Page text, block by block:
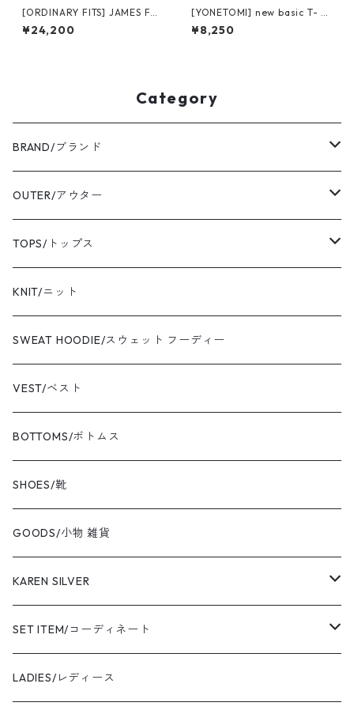
[ORDINARY FITS] JAMES FAT
IGUE DENIM / ONE WASH 10
1JOW オーディナリーフィッ
¥24,200
[YONETOMI] new basic T- s
hirt (short sleeve) black ヨ
ネトミ ニューベーシック Tシ
¥8,250
Category
BRAND/ブランド
ordinary fits/オーディナリーフィッツ
sassafras/ササフラス
yonetomi/ヨネトミ
newbalance/ニューバランス
champion/チャンピオン
VIBAe/ヴィバ
BOKU HA TANOSII/ボクハタノシイ
NOT OEM/ノットオーイーエム
cooperstown/クーパーズタウン
adidas/アディダス
the corona utility/コロナ
OUTER/アウター
coat/コート
blouson/ブルゾン
jacket/ジャケット
TOPS/トップス
shirt/シャツ
T-shirt/Tシャツ
sweat/スウェット
KNIT/ニット
SWEAT HOODIE/スウェット フーディー
VEST/ベスト
BOTTOMS/ボトムス
SHOES/靴
GOODS/小物 雑貨
KAREN SILVER
necklace
bracelet
SET ITEM/コーディネート
Sサイズ コーディネート
LADIES/レディース